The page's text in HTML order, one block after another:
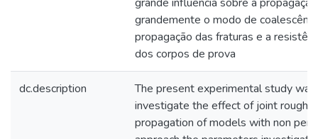
grandemente o modo de
propagação das fraturas e a
dos corpos de prova
dc.description
The present experimental study
investigate the effect of joint
propagation of models with non